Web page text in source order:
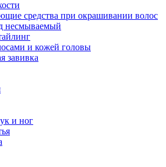
средства при окрашивании волос
несмываемый
и кожей головы
завивка
и ног